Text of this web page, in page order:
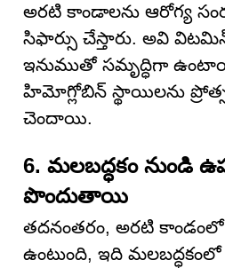
అరటి కాండాలను ఆరోగ్య
సిఫార్సు చేస్తారు. అవి
ఇనుముతో సమృద్ధిగా
హిమోగ్లోబిన్ స్థాయిలను
చెందాయి.
6. మలబద్ధకం నుండి
పొందుతాయి
తదనంతరం, అరటి
ఉంటుంది, ఇది